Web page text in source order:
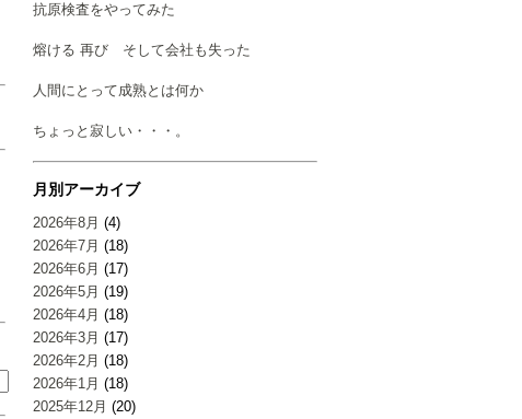
抗原検査をやってみた
熔ける 再び そして会社も失った
人間にとって成熟とは何か
ちょっと寂しい・・・。
月別アーカイブ
2026年8月 (4)
2026年7月 (18)
2026年6月 (17)
2026年5月 (19)
2026年4月 (18)
2026年3月 (17)
2026年2月 (18)
2026年1月 (18)
2025年12月 (20)